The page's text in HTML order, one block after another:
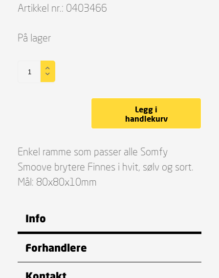
Artikkel nr.: 0403466
På lager
Legg i
handlekurv
Enkel ramme som passer alle Somfy
Smoove brytere Finnes i hvit, sølv og sort.
Mål: 80x80x10mm
Info
Forhandlere